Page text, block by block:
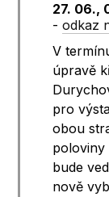
27. 06.,
-odkaz
V
úpravě
pro
obou
poloviny
bude
nově